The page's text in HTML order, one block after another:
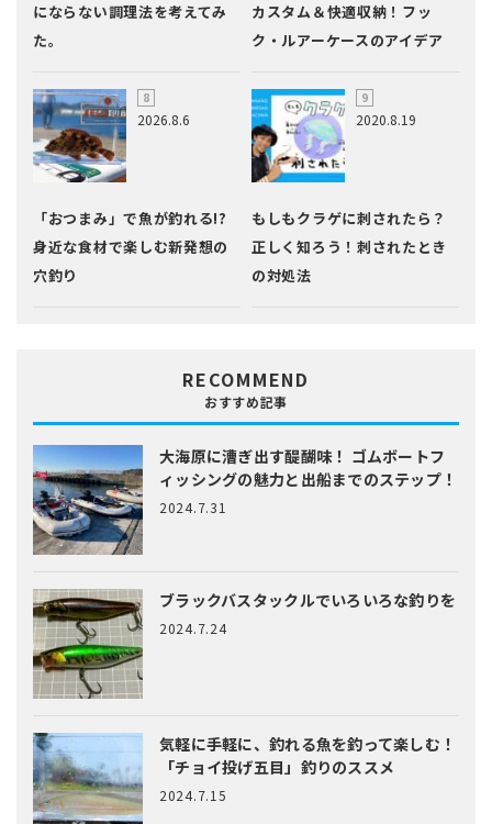
にならない調理法を考えてみ
た。
カスタム＆快適収納！フッ
ク・ルアーケースのアイデア
2026.8.6
「おつまみ」で魚が釣れる!?
身近な食材で楽しむ新発想の
穴釣り
2020.8.19
もしもクラゲに刺されたら？
正しく知ろう！刺されたとき
の対処法
RECOMMEND
おすすめ記事
大海原に漕ぎ出す醍醐味！ ゴムボートフ
ィッシングの魅力と出船までのステップ！
2024.7.31
ブラックバスタックルでいろいろな釣りを
2024.7.24
気軽に手軽に、釣れる魚を釣って楽しむ！
「チョイ投げ五目」釣りのススメ
2024.7.15